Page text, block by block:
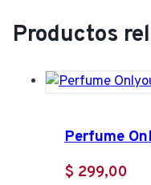
Productos
Perfume
$ 299,00